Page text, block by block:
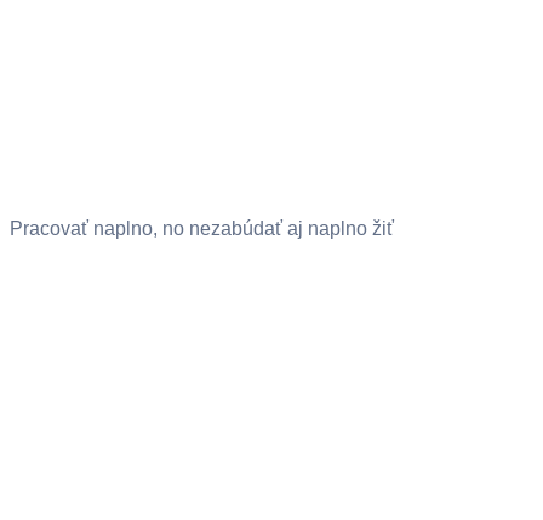
Pracovať naplno, no nezabúdať aj naplno žiť